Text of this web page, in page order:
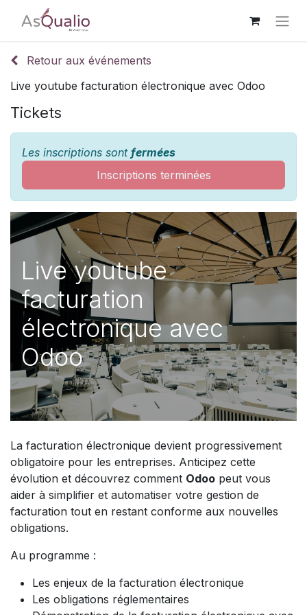
Retour aux événements
Live youtube facturation électronique avec Odoo
Tickets
Les inscriptions sont fermées
Inscriptions terminées
Live youtube
facturation
électronique avec
Odoo
La facturation électronique devient progressivement
obligatoire pour les entreprises. Anticipez cette
évolution et découvrez comment Odoo peut vous
aider à simplifier et automatiser votre gestion de
facturation tout en restant conforme aux nouvelles
obligations.
Au programme :
Les enjeux de la facturation électronique
Les obligations réglementaires